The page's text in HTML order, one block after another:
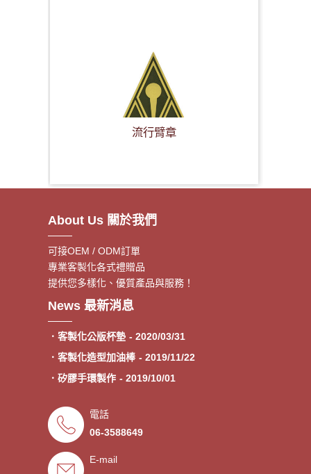
流行臂章
About Us 關於我們
可接OEM / ODM訂單
專業客製化各式禮贈品
提供您多樣化、優質產品與服務！
News 最新消息
費》
．客製化公版杯墊 - 2020/03/31
．客製化造型加油棒 - 2019/11/22
．矽膠手環製作 - 2019/10/01
．來圖印製氣囊支架 低起訂量
．超低價少量手環客製
．禮贈品客製化服務，歡迎免費
電話
06-3588649
E-mail